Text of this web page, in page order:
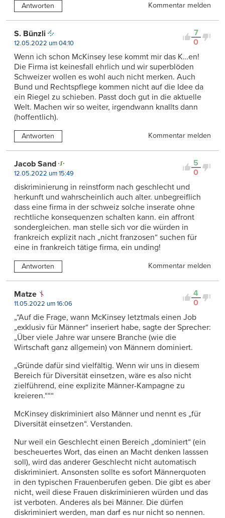
Antworten Kommentar melden
7
0
S. Bünzli
12.05.2022 um 04:10
Wenn ich schon McKinsey lese kommt mir das K…en!
Die Firma ist keinesfall ehrlich und wir superblöden
Schweizer wollen es wohl auch nicht merken. Auch
Bund und Rechtspflege kommen nicht auf die Idee da
ein Riegel zu schieben. Passt doch gut in die aktuelle
Welt. Machen wir so weiter, irgendwann knallts dann
(hoffentlich).
Antworten Kommentar melden
5
0
Jacob Sand
12.05.2022 um 15:49
diskriminierung in reinstform nach geschlecht und
herkunft und wahrscheinlich auch alter. unbegreiflich
dass eine firma in der schweiz solche inserate ohne
rechtliche konsequenzen schalten kann. ein affront
sondergleichen. man stelle sich vor die würden in
frankreich explizit nach „nicht franzosen“ suchen für
eine in frankreich tätige firma, ein unding!
Antworten Kommentar melden
4
0
Matze
11.05.2022 um 16:06
„“Auf die Frage, wann McKinsey letztmals einen Job
„exklusiv für Männer“ inseriert habe, sagte der Sprecher:
„Über viele Jahre war unsere Branche (wie die
Wirtschaft ganz allgemein) von Männern dominiert.
„Gründe dafür sind vielfältig. Wenn wir uns in diesem
Bereich für Diversität einsetzen, wäre es also nicht
zielführend, eine explizite Männer-Kampagne zu
kreieren.“““
McKinsey diskriminiert also Männer und nennt es „für
Diversität einsetzen“. Verstanden.
Nur weil ein Geschlecht einen Bereich „dominiert“ (ein
bescheuertes Wort, das einen an Macht denken lasssen
soll), wird das anderer Geschlecht nicht automatisch
diskriminiert. Ansonsten sollte es sofort Männerquoten
in den typischen Frauenberufen geben. Die gibt es aber
nicht, weil diese Frauen diskriminieren würden und das
ist verboten. Anderes als bei Männer. Die dürfen
diskriminiert werden, man darf es nur nicht so nennen.